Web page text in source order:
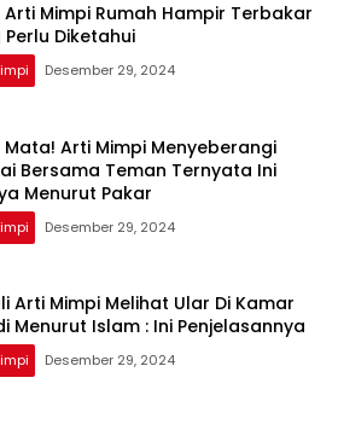
Arti Mimpi Rumah Hampir Terbakar
Diketahui
Desember 29, 2024
Mata! Arti Mimpi Menyeberangi
Bersama Teman Ternyata Ini
Menurut Pakar
Desember 29, 2024
Arti Mimpi Melihat Ular Di Kamar
Menurut Islam : Ini Penjelasannya
Desember 29, 2024